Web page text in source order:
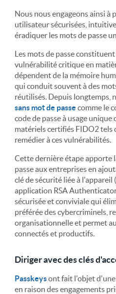
Nous nous engageons ainsi à
utilisateur sécurisées,
éradiquer les mots de passe
Les mots de passe
vulnérabilité critique en
dépendent de la mémoire
qui conduit souvent à des
réutilisés. Depuis longtemps,
sans mot de passe comme le
code de passe à usage
matériels certifiés FIDO2 tels
remédier à ces vulnérabilités.
Cette dernière étape apporte
passe aux entreprises en
clé de sécurité liée à
application RSA
sécurisée et conviviale qui
préférée des cybercriminels,
organisationnelle et permet
connectés et productifs.
Diriger avec des clés
Passkeysont fait l'objet
en raison des engagements